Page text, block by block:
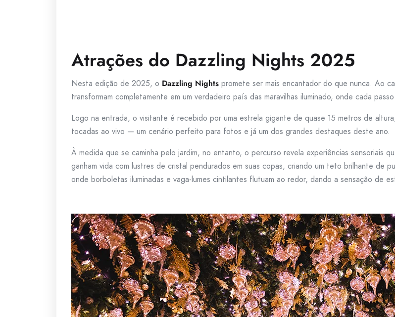
Atrações do Dazzling Nights 2025
Nesta edição de 2025, o Dazzling Nights promete ser mais encantador do que nunca. Ao
transformam completamente em um verdadeiro país das maravilhas iluminado, onde cada
Logo na entrada, o visitante é recebido por uma estrela gigante de quase 15 metros de
tocadas ao vivo — um cenário perfeito para fotos e já um dos grandes destaques deste ano.
À medida que se caminha pelo jardim, no entanto, o percurso revela experiências sensoriais
ganham vida com lustres de cristal pendurados em suas copas, criando um teto brilhante de
onde borboletas iluminadas e vaga-lumes cintilantes flutuam ao redor, dando a sensação de